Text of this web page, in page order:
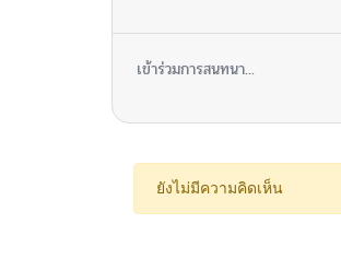
เข้าร่วมการสนทนา...
ยังไม่มีความคิดเห็น